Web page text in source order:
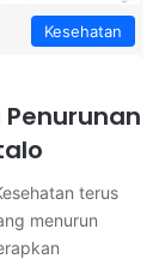
Kesehatan
terus
menurun